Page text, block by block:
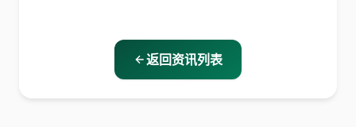
返回资讯列表